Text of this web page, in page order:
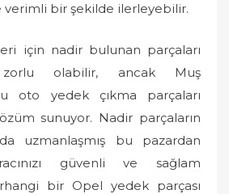
verimli bir şekilde ilerleyebilir.
için nadir bulunan parçaları
olabilir, ancak Muş
oto yedek çıkma parçaları
sunuyor. Nadir parçaların
uzmanlaşmış bu pazardan
güvenli ve sağlam
bir Opel yedek parçası